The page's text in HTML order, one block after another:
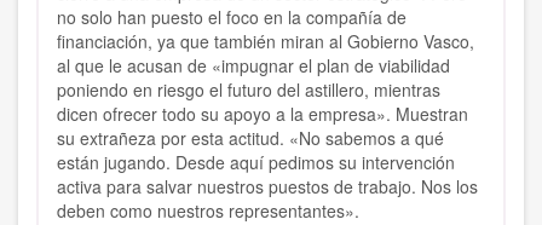
no solo han puesto el foco en la compañía de
financiación, ya que también miran al Gobierno Vasco,
al que le acusan de «impugnar el plan de viabilidad
poniendo en riesgo el futuro del astillero, mientras
dicen ofrecer todo su apoyo a la empresa». Muestran
su extrañeza por esta actitud. «No sabemos a qué
están jugando. Desde aquí pedimos su intervención
activa para salvar nuestros puestos de trabajo. Nos los
deben como nuestros representantes».